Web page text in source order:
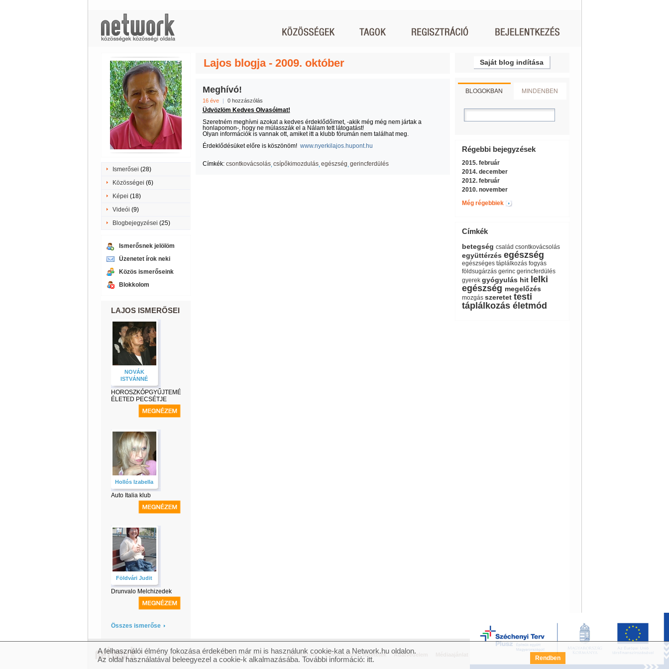
Ismerősei (28)
Közösségei (6)
Képei (18)
Videói (9)
Blogbejegyzései (25)
Ismerősnek jelölöm
Üzenetet írok neki
Közös ismerőseink
Blokkolom
LAJOS ISMERŐSEI
NOVÁK
ISTVÁNNÉ
HOROSZKÓPGYŰJTEMÉNY-
ÉLETED PECSÉTJE
Hollós Izabella
Auto Italia klub
Földvári Judit
Drunvalo Melchizedek
Összes ismerőse
Lajos blogja - 2009. október
Meghívó!
16 éve | 0 hozzászólás
Üdvözlöm Kedves Olvasóimat!
Szeretném meghívni azokat a kedves érdeklődőimet, -akik még még nem jártak a
honlapomon-, hogy ne múlasszák el a Nálam tett látogatást!
Olyan információk is vannak ott, amiket itt a klubb fórumán nem találhat meg.
Érdeklődésüket előre is köszönöm! www.nyerkilajos.hupont.hu
Címkék: csontkovácsolás csípőkimozdulás egészség gerincferdülés
Saját blog indítása
BLOGOKBAN MINDENBEN
Régebbi bejegyzések
2015. február
2014. december
2012. február
2010. november
Még régebbiek
Címkék
betegség család csontkovácsolás
együttérzés egészség
egészséges táplálkozás fogyás
földsugárzás gerinc gerincferdülés
gyerek gyógyulás hit lelki
egészség megelőzés
mozgás szeretet testi
táplálkozás életmód
© 2007 Copyright Network.hu Minden jog fenntartva. Impresszum Felhasználási feltételek Adatvédelem Széchenyi Terv Pályázat FAQ
A felhasználói élmény fokozása érdekében már mi is használunk cookie-kat a Network.hu oldalon.
Az oldal használatával beleegyezel a cookie-k alkalmazásába. További információ: itt. Rendben